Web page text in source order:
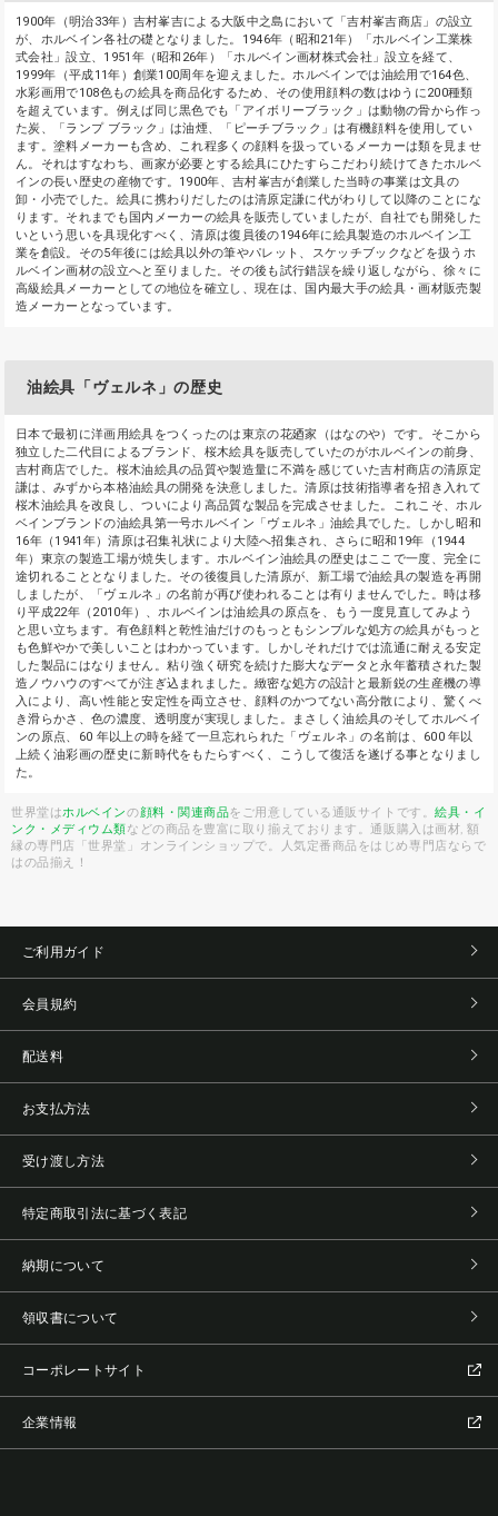
1900年（明治33年）吉村峯吉による大阪中之島において「吉村峯吉商店」の設立
が、ホルベイン各社の礎となりました。1946年（昭和21年）「ホルベイン工業株
式会社」設立、1951年（昭和26年）「ホルベイン画材株式会社」設立を経て、
1999年（平成11年）創業100周年を迎えました。ホルベインでは油絵用で164色、
水彩画用で108色もの絵具を商品化するため、その使用顔料の数はゆうに200種類
を超えています。例えば同じ黒色でも「アイボリーブラック」は動物の骨から作っ
た炭、「ランプ ブラック」は油煙、「ピーチブラック」は有機顔料を使用してい
ます。塗料メーカーも含め、これ程多くの顔料を扱っているメーカーは類を見ませ
ん。それはすなわち、画家が必要とする絵具にひたすらこだわり続けてきたホルベ
インの長い歴史の産物です。1900年、吉村峯吉が創業した当時の事業は文具の
卸・小売でした。絵具に携わりだしたのは清原定謙に代がわりして以降のことにな
ります。それまでも国内メーカーの絵具を販売していましたが、自社でも開発した
いという思いを具現化すべく、清原は復員後の1946年に絵具製造のホルベイン工
業を創設。その5年後には絵具以外の筆やパレット、スケッチブックなどを扱うホ
ルベイン画材の設立へと至りました。その後も試行錯誤を繰り返しながら、徐々に
高級絵具メーカーとしての地位を確立し、現在は、国内最大手の絵具・画材販売製
造メーカーとなっています。
油絵具「ヴェルネ」の歴史
日本で最初に洋画用絵具をつくったのは東京の花廼家（はなのや）です。そこから
独立した二代目によるブランド、桜木絵具を販売していたのがホルベインの前身、
吉村商店でした。桜木油絵具の品質や製造量に不満を感じていた吉村商店の清原定
謙は、みずから本格油絵具の開発を決意しました。清原は技術指導者を招き入れて
桜木油絵具を改良し、ついにより高品質な製品を完成させました。これこそ、ホル
ベインブランドの油絵具第一号ホルベイン「ヴェルネ」油絵具でした。しかし昭和
16年（1941年）清原は召集礼状により大陸へ招集され、さらに昭和19年（1944
年）東京の製造工場が焼失します。ホルベイン油絵具の歴史はここで一度、完全に
途切れることとなりました。その後復員した清原が、新工場で油絵具の製造を再開
しましたが、「ヴェルネ」の名前が再び使われることは有りませんでした。時は移
り平成22年（2010年）、ホルベインは油絵具の原点を、もう一度見直してみよう
と思い立ちます。有色顔料と乾性油だけのもっともシンプルな処方の絵具がもっと
も色鮮やかで美しいことはわかっています。しかしそれだけでは流通に耐える安定
した製品にはなりません。粘り強く研究を続けた膨大なデータと永年蓄積された製
造ノウハウのすべてが注ぎ込まれました。緻密な処方の設計と最新鋭の生産機の導
入により、高い性能と安定性を両立させ、顔料のかつてない高分散により、驚くべ
き滑らかさ、色の濃度、透明度が実現しました。まさしく油絵具のそしてホルベイ
ンの原点、60 年以上の時を経て一旦忘れられた「ヴェルネ」の名前は、600 年以
上続く油彩画の歴史に新時代をもたらすべく、こうして復活を遂げる事となりまし
た。
世界堂はホルベインの顔料・関連商品をご用意している通販サイトです。絵具・イ
ンク・メディウム類などの商品を豊富に取り揃えております。通販購入は画材, 額
縁の専門店「世界堂」オンラインショップで。人気定番商品をはじめ専門店ならで
はの品揃え！
ご利用ガイド
会員規約
配送料
お支払方法
受け渡し方法
特定商取引法に基づく表記
納期について
領収書について
コーポレートサイト
企業情報